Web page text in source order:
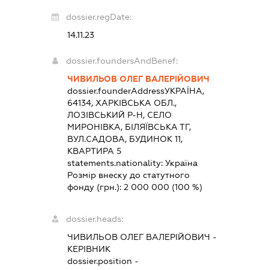
dossier.regDate:
14.11.23
dossier.foundersAndBenef:
ЧИВИЛЬОВ ОЛЕГ ВАЛЕРІЙОВИЧ
dossier.founderAddressУКРАЇНА,
64134, ХАРКІВСЬКА ОБЛ.,
ЛОЗІВСЬКИЙ Р-Н, СЕЛО
МИРОНІВКА, БІЛЯЇВСЬКА ТГ,
ВУЛ.САДОВА, БУДИНОК 11,
КВАРТИРА 5
statements.nationality: Україна
Розмір внеску до статутного
фонду (грн.): 2 000 000 (100 %)
dossier.heads:
ЧИВИЛЬОВ ОЛЕГ ВАЛЕРІЙОВИЧ -
КЕРІВНИК
dossier.position -